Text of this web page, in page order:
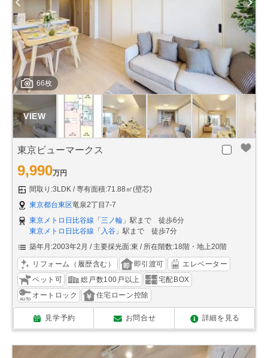
66枚
東京ビューマークス
9,990万円
間取り:3LDK
専有面積:71.88㎡(壁芯)
東京都台東区竜泉2丁目7-7
東京メトロ日比谷線 「 三ノ輪 」駅まで 徒歩6分
東京メトロ日比谷線 「 入谷 」駅まで 徒歩7分
築年月:2003年2月
主要採光面:東 所在階数:18階・地上20階
リフォーム（履歴含む） 即引渡可
エレベーター
ペット可
総戸数100戸以上
宅配BOX
オートロック
住宅ローン控除
見学予約 お問合せ 詳細を見る